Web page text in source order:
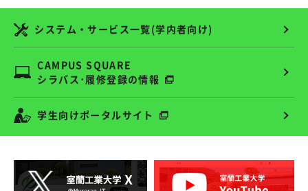
システム・サービス一覧(学内者向け)
CAMPUS SQUARE
シラバス･履修登録の情報
学生向けポータルサイト